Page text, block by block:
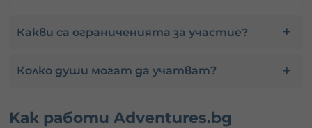
Какви са ограниченията за участие?
Колко души могат да учатват?
Kак работи Adventures.bg